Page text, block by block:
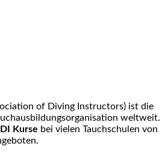
of Diving Instructors) ist die
weltweit.
Kurse bei vielen Tauchschulen von